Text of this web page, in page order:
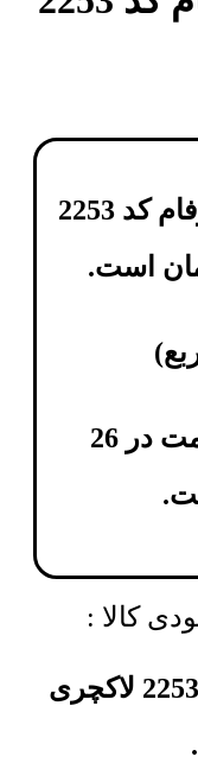
قیمت پارکت لمینت ایزوفام کد 2253
است.
)
آخرین بروزرسانی قیمت در 26
کالا :
پارکت لمینت ایزوفام کد 2253 لاکچری